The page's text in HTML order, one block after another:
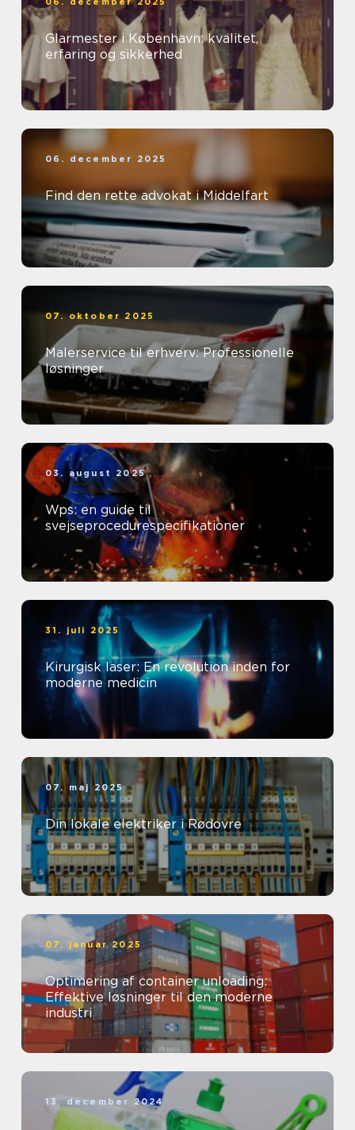
Glarmester i København: kvalitet,
erfaring og sikkerhed
06. december 2025
Find den rette advokat i Middelfart
07. oktober 2025
Malerservice til erhverv: Professionelle
løsninger
03. august 2025
Wps: en guide til
svejseprocedurespecifikationer
31. juli 2025
Kirurgisk laser: En revolution inden for
moderne medicin
07. maj 2025
Din lokale elektriker i Rødovre
07. januar 2025
Optimering af container unloading:
Effektive løsninger til den moderne
industri
13. december 2024